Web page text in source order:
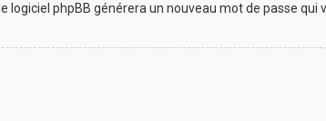
logiciel phpBB générera un nouveau mot de passe qui